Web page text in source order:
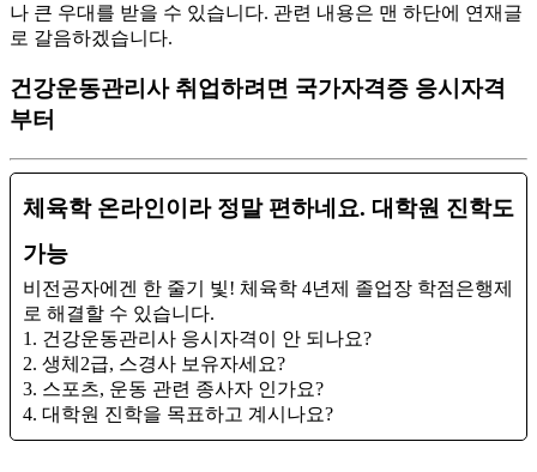
나 큰 우대를 받을 수 있습니다. 관련 내용은 맨 하단에 연재글
로 갈음하겠습니다.
건강운동관리사 취업하려면 국가자격증 응시자격
부터
체육학 온라인이라 정말 편하네요. 대학원 진학도
가능
비전공자에겐 한 줄기 빛! 체육학 4년제 졸업장 학점은행제
로 해결할 수 있습니다.
1. 건강운동관리사 응시자격이 안 되나요?
2. 생체2급, 스경사 보유자세요?
3. 스포츠, 운동 관련 종사자 인가요?
4. 대학원 진학을 목표하고 계시나요?